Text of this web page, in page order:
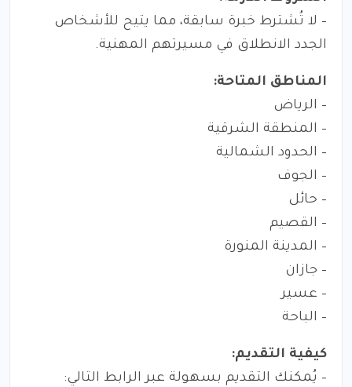
– لا تُشترط خبرة سابقة، مما يتيح للأشخاص
الجدد الانطلاق في مسيرتهم المهنية.
المناطق المتاحة:
– الرياض
– المنطقة الشرقية
– الحدود الشمالية
– الجوف
– حائل
– القصيم
– المدينة المنورة
– جازان
– عسير
– الباحة
كيفية التقديم:
– يُمكنك التقديم بسهولة عبر الرابط التالي: